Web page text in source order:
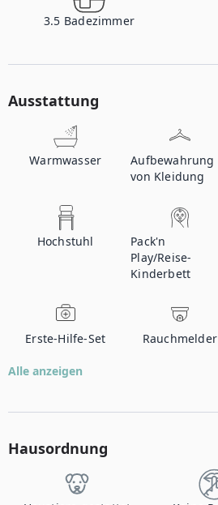
3.5 Badezimmer
Ausstattung
Warmwasser
Aufbewahrung
von Kleidung
Hochstuhl
Pack'n
Play/Reise-
Kinderbett
Erste-Hilfe-Set Rauchmelder
Alle anzeigen
Hausordnung